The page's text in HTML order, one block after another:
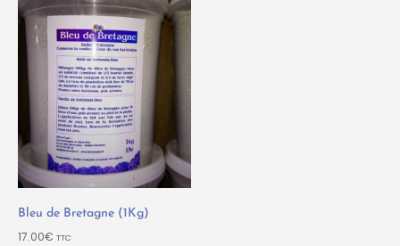
Bleu de Bretagne (1Kg)
17.00€ TTC